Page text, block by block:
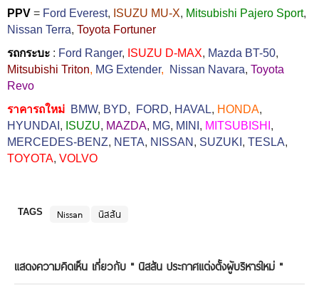
PPV = Ford Everest, ISUZU MU-X, Mitsubishi Pajero Sport,
Nissan Terra, Toyota Fortuner
รถกระบะ : Ford Ranger, ISUZU D-MAX, Mazda BT-50,
Mitsubishi Triton, MG Extender, Nissan Navara, Toyota
Revo
ราคารถใหม่ BMW, BYD, FORD, HAVAL, HONDA,
HYUNDAI , ISUZU, MAZDA, MG, MINI , MITSUBISHI ,
MERCEDES-BENZ, NETA, NISSAN , SUZUKI , TESLA,
TOYOTA, VOLVO
TAGS Nissan นิสสัน
แสดงความคิดเห็น เกี่ยวกับ " นิสสัน ประกาศแต่งตั้งผู้บริหารใหม่ "